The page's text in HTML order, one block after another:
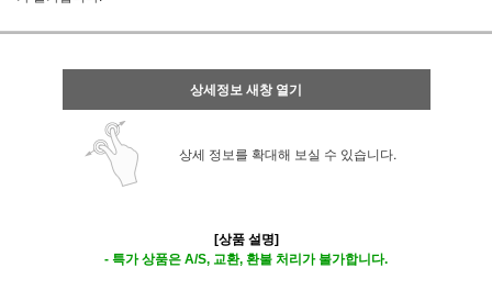
상세정보 새창 열기
상세 정보를 확대해 보실 수 있습니다.
[상품 설명]
- 특가 상품은 A/S, 교환, 환불 처리가 불가합니다.